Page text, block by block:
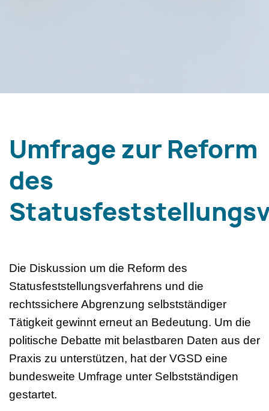
Umfrage zur Reform
des
Die Diskussion um die Reform des
Statusfeststellungsverfahrens und die
rechtssichere Abgrenzung selbstständiger
Tätigkeit gewinnt erneut an Bedeutung. Um die
politische Debatte mit belastbaren Daten aus der
Praxis zu unterstützen, hat der VGSD eine
bundesweite Umfrage unter Selbstständigen
gestartet.